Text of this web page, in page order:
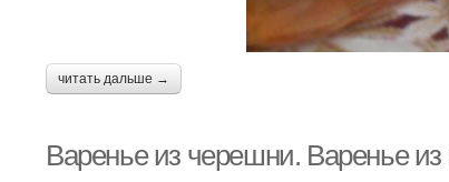
читать дальше →
Варенье из черешни. Варенье